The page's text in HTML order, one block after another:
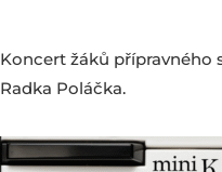
Koncert žáků přípravného
Radka Poláčka.